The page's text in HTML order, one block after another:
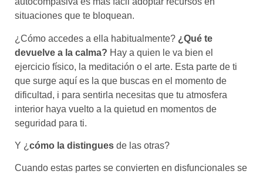
situaciones que te bloquean.
¿Cómo accedes a ella habitualmente? ¿Qué te
devuelve a la calma? Hay a quien le va bien el
ejercicio físico, la meditación o el arte. Esta parte de ti
que surge aquí es la que buscas en el momento de
dificultad, i para sentirla necesitas que tu atmosfera
interior haya vuelto a la quietud en momentos de
seguridad para ti.
Y ¿ cómo la distingues de las otras?
Cuando estas partes se convierten en disfuncionales se